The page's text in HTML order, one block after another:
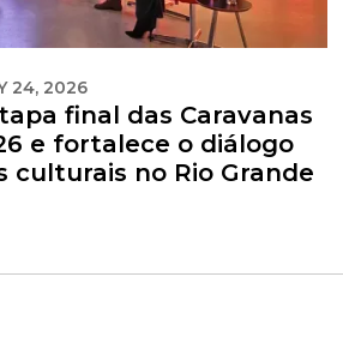
24, 2026
final das Caravanas
e fortalece o diálogo
culturais no Rio Grande